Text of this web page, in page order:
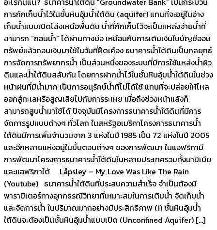
การกักเก็บน้ำไว้ในชั้นหินอุ้มน้ำใต้ดิน (aquifer) แทนที่จะอยู่ในอ่าง
เก็บน้ำแบบเปิดโล่งเหนือพื้นดิน น้ำที่กักเก็บไว้จะเป็นแหล่งจ่ายน้ำที่
สามารถ “ถอนน้ำ” ได้ผ่านทางบ่อ เหมือนกับการเติมเงินในบัญชีออม
ทรัพย์แล้วถอนเงินมาใช้ในวันที่ฝืดเคือง ธนาคารน้ำใต้ดินเป็นกลยุทธ์
การจัดการทรัพยากรน้ำ เป็นส่วนหนึ่งของระบบที่มีการใช้แหล่งน้ำผิว
ดินและน้ำใต้ดินสลับกัน โดยการฝากน้ำไว้ในชั้นหินอุ้มน้ำใต้ดินในช่วง
หน้าฝนที่มีน้ำมาก เป็นการอนุรักษ์น้ำที่ไม่ได้ใช้ แทนที่จะปล่อยให้ไหล
ออกสู่ทะเลหรือสูญเสียไปกับการระเหย เมื่อถึงช่วงหน้าแล้งก็
สามารถสูบน้ำมาใช้ได้ ปัจจุบันมีโครงการธนาคารน้ำใต้ดินที่มีการ
จัดการรูปแบบต่างๆ ทั่วโลก ในสหรัฐอเมริกาโครงการธนาคารน้ำ
ใต้ดินมีการเพิ่มจำนวนจาก 3 แห่งในปี 1985 เป็น 72 แห่งในปี 2005
และอีกหลายแห่งอยู่ในขั้นตอนต่างๆ ของการพัฒนา ในแอฟริกามี
การพัฒนาโครงการธนาคารน้ำใต้ดินในหลายประเทศรวมทั้งนามิเบีย
และแอฟริกาใต้ Låpsley – My Love Was Like The Rain
(Youtube) ธนาคารน้ำใต้ดินที่ประสบความสำเร็จ จำเป็นต้องมี
พารามิเตอร์ทางอุทกธรณีวิทยาที่เหมาะสมในการเติมน้ำ จัดเก็บน้ำ
และจัดการน้ำ ในปริมาณมากอย่างมีประสิทธิภาพ (1) ชั้นหินอุ้มน้ำ
ใต้ดินจะต้องเป็นชั้นหินอุ้มน้ำแบบเปิด (Unconfined Aquifer) […]